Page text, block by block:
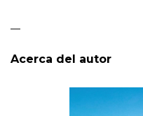
—
Acerca del autor